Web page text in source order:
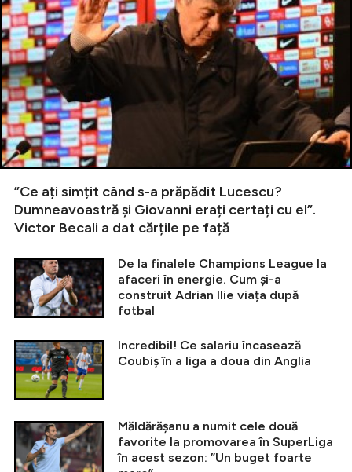
”Ce ați simțit când s-a prăpădit Lucescu?
Dumneavoastră și Giovanni erați certați cu el”.
Victor Becali a dat cărțile pe față
De la finalele Champions League la
afaceri în energie. Cum și-a
construit Adrian Ilie viața după
fotbal
Incredibil! Ce salariu încasează
Coubiș în a liga a doua din Anglia
Măldărășanu a numit cele două
favorite la promovarea în SuperLiga
în acest sezon: ”Un buget foarte